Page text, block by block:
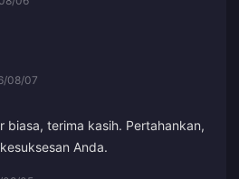
08/07
biasa, terima kasih. Pertahankan,
Anda.